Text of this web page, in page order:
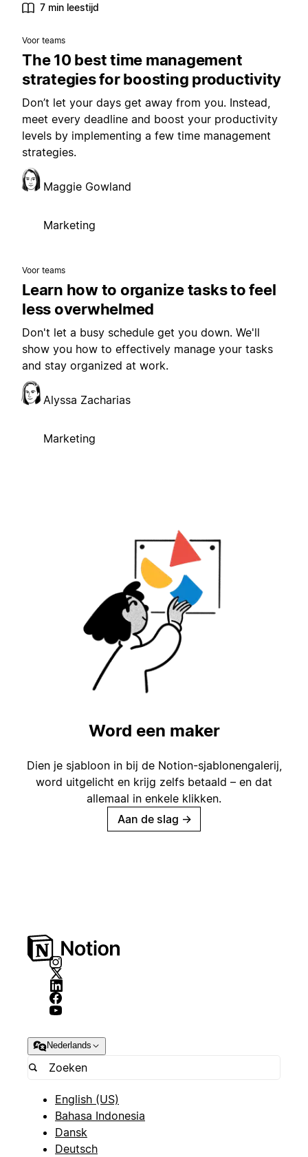
7 min leestijd
Voor teams
The 10 best time management
strategies for boosting productivity
Don’t let your days get away from you. Instead,
meet every deadline and boost your productivity
levels by implementing a few time management
strategies.
Maggie Gowland
Marketing
Voor teams
Learn how to organize tasks to feel
less overwhelmed
Don't let a busy schedule get you down. We'll
show you how to effectively manage your tasks
and stay organized at work.
Alyssa Zacharias
Marketing
Word een maker
Dien je sjabloon in bij de Notion-sjablonengalerij,
word uitgelicht en krijg zelfs betaald – en dat
allemaal in enkele klikken.
Aan de slag →
Nederlands
English (US)
Bahasa Indonesia
Dansk
Deutsch